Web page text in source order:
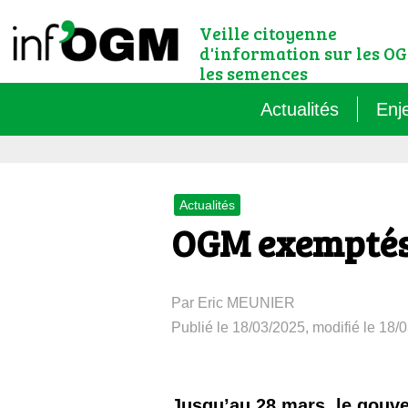
Veille citoyenne
d'information sur les
les semences
Actualités
Le
Actualités
OGM
Par Eric MEUNIER
Publié le 18/03/2025, modifié le 18/